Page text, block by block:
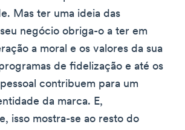
Mas ter uma ideia das
negócio obriga-o a ter em
a moral e os valores da sua
de fidelização e até os
contribuem para um
da marca. E,
isso mostra-se ao resto do